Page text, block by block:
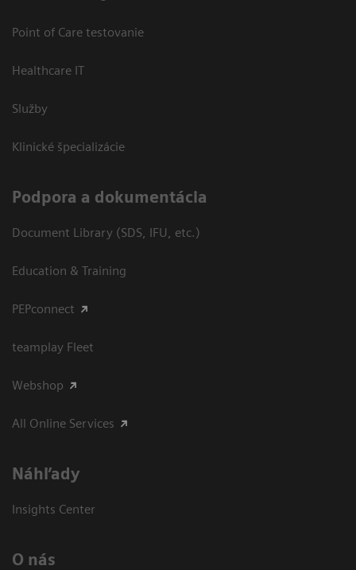
Point of Care testovanie
Healthcare IT
Služby
Klinické špecializácie
Podpora a dokumentácia
Document Library (SDS, IFU, etc.)
Education & Training
PEPconnect
teamplay Fleet
Webshop
All Online Services
Náhľady
Insights Center
O nás